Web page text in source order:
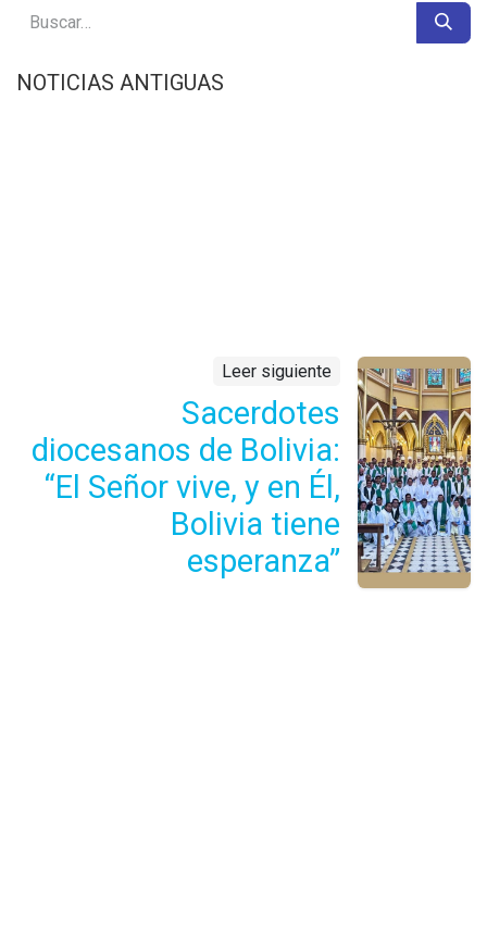
NOTICIAS ANTIGUAS
Leer siguiente
Sacerdotes
diocesanos de Bolivia:
“El Señor vive, y en Él,
Bolivia tiene
esperanza”